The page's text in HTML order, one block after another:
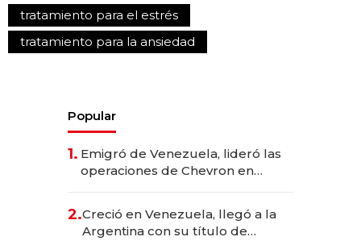
tratamiento para el estrés
tratamiento para la ansiedad
Popular
1. Emigró de Venezuela, lideró las
operaciones de Chevron en
2.Creció en Venezuela, llegó a la
Argentina con su título de